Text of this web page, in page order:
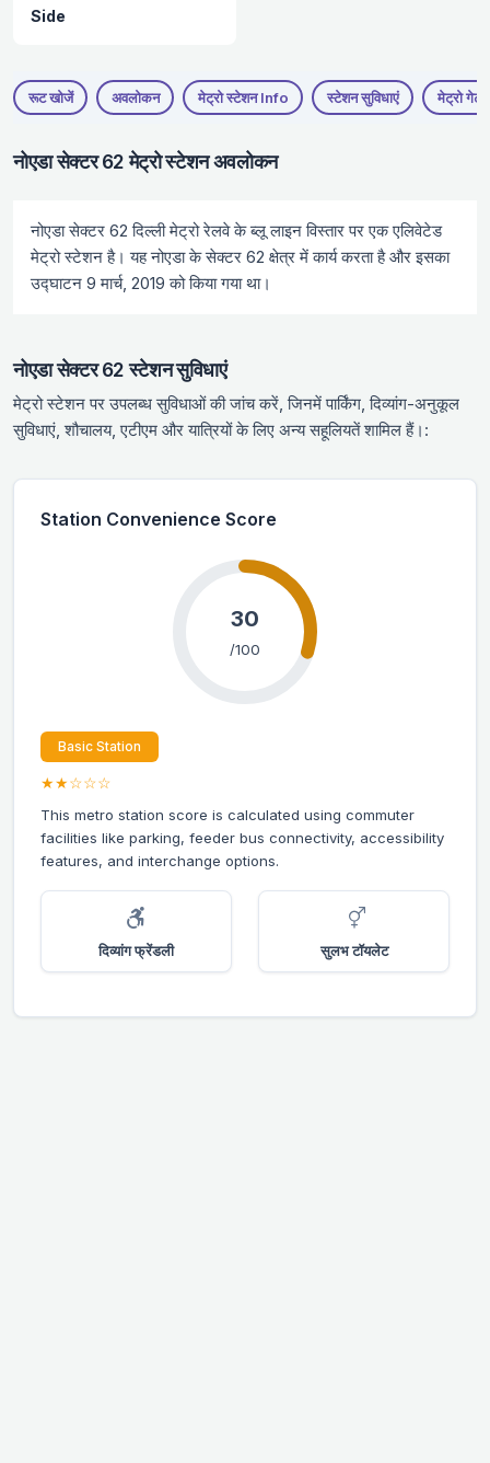
Side
रूट खोजें अवलोकन मेट्रो स्टेशन Info स्टेशन सुविधाएं मेट्रो गेट
नोएडा सेक्टर 62 मेट्रो स्टेशन अवलोकन
नोएडा सेक्टर 62 दिल्ली मेट्रो रेलवे के ब्लू लाइन विस्तार पर एक एलिवेटेड
मेट्रो स्टेशन है। यह नोएडा के सेक्टर 62 क्षेत्र में कार्य करता है और इसका
उद्घाटन 9 मार्च, 2019 को किया गया था।
नोएडा सेक्टर 62 स्टेशन सुविधाएं
मेट्रो स्टेशन पर उपलब्ध सुविधाओं की जांच करें, जिनमें पार्किंग, दिव्यांग-अनुकूल
सुविधाएं, शौचालय, एटीएम और यात्रियों के लिए अन्य सहूलियतें शामिल हैं।:
Station Convenience Score
30
/100
Basic Station
★★☆☆☆
This metro station score is calculated using commuter
facilities like parking, feeder bus connectivity, accessibility
features, and interchange options.
दिव्यांग फ्रेंडली सुलभ टॉयलेट